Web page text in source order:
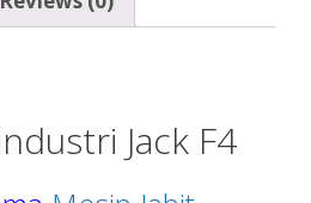
o p a
g e
Jack F4